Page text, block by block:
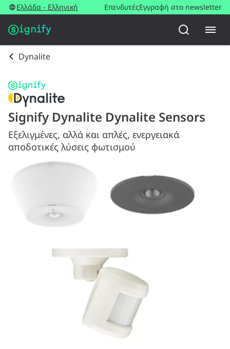
Ελλάδα - Ελληνική ΕπενδυτέςΕγγραφή στο newsletter
Dynalite
Signify Dynalite Dynalite Sensors
Εξελιγμένες, αλλά και απλές, ενεργειακά
αποδοτικές λύσεις φωτισμού